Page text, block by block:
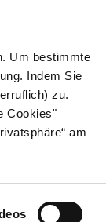
Um bestimmte
Indem Sie
zu.
Cookies"
am
leben